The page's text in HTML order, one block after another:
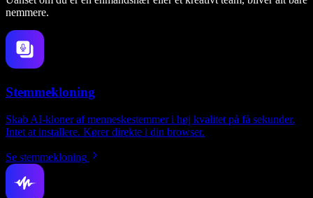
nemmere.
Stemmekloning
Skab AI-kloner af menneskestemmer i høj kvalitet på få sekunder.
Intet at installere. Kører direkte i din browser.
Se stemmekloning